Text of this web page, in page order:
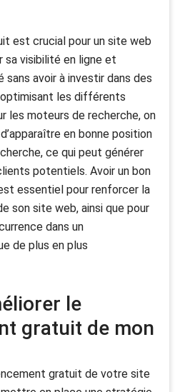
est crucial pour un site web
sa visibilité en ligne et
sans avoir à investir dans des
les différents
les moteurs de recherche, on
en bonne position
ce qui peut générer
potentiels. Avoir un bon
essentiel pour renforcer la
son site web, ainsi que pour
dans un
de plus en plus
le
gratuit de mon
gratuit de votre site